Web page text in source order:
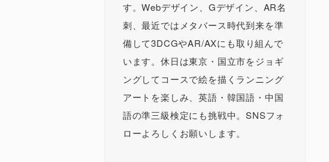
す。Webデザイン、Gデザイン、AR名
刺、最近ではメタバース時代到来を準
備して3DCGやAR/AXにも取り組んで
います。休日は東京・国立市をジョギ
ングしてコースで絵を描くランニング
アートを楽しみ、英語・韓国語・中国
語の準三級検定にも挑戦中。SNSフォ
ローよろしくお願いします。